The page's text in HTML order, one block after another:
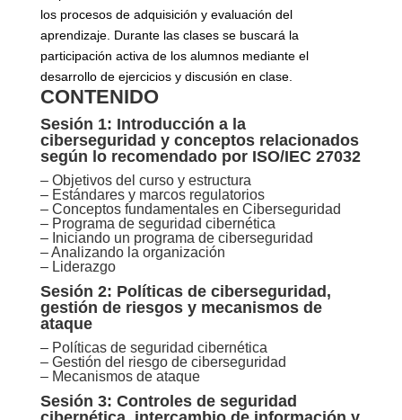
los procesos de adquisición y evaluación del
aprendizaje. Durante las clases se buscará la
participación activa de los alumnos mediante el
desarrollo de ejercicios y discusión en clase.
CONTENIDO
Sesión 1: Introducción a la
ciberseguridad y conceptos relacionados
según lo recomendado por ISO/IEC 27032
– Objetivos del curso y estructura
– Estándares y marcos regulatorios
– Conceptos fundamentales en Ciberseguridad
– Programa de seguridad cibernética
– Iniciando un programa de ciberseguridad
– Analizando la organización
– Liderazgo
Sesión 2: Políticas de ciberseguridad,
gestión de riesgos y mecanismos de
ataque
– Políticas de seguridad cibernética
– Gestión del riesgo de ciberseguridad
– Mecanismos de ataque
Sesión 3: Controles de seguridad